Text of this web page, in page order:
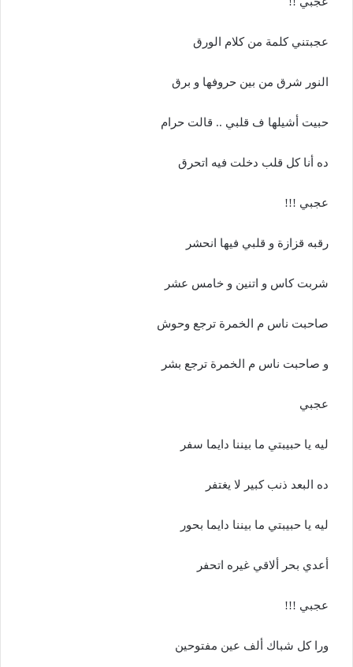
عجبتني كلمة من كلام الورق
النور شرق من بين حروفها و برق
حبيت أشيلها ف قلبي .. قالت حرام
ده أنا كل قلب دخلت فيه اتحرق
عجبي !!!
رقبه قزازة و قلبي فيها انحشر
شربت كاس و اتنين و خامس عشر
صاحبت ناس م الخمرة ترجع وحوش
و صاحبت ناس م الخمرة ترجع بشر
عجبي
ليه يا حبيبتي ما بيننا دايما سفر
ده البعد ذنب كبير لا يغتفر
ليه يا حبيبتي ما بيننا دايما بحور
أعدي بحر ألاقي غيره اتحفر
عجبي !!!
ورا كل شباك ألف عين مفتوحين